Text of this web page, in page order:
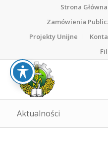
Strona Główna
Zamówienia
Projekty Unijne
Aktualności